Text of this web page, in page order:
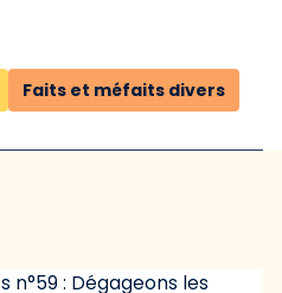
Faits et méfaits divers